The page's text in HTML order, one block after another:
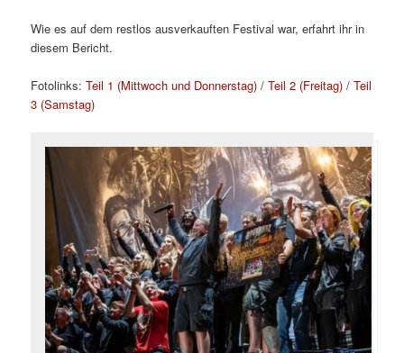
Wie es auf dem restlos ausverkauften Festival war, erfahrt ihr in
diesem Bericht.
Fotolinks:Teil 1 (Mittwoch und Donnerstag) /Teil 2 (Freitag) /Teil
3 (Samstag)